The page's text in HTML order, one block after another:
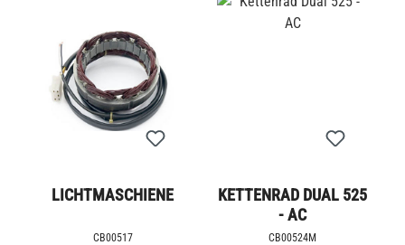
LICHTMASCHIENE
CB00517
KETTENRAD DUAL 525
- AC
CB00524M